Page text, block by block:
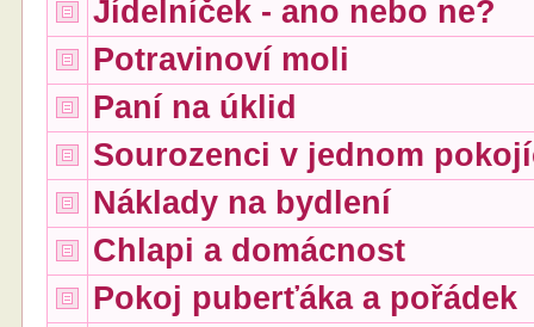
Jídelníček - ano nebo ne?
Potravinoví moli
Paní na úklid
Sourozenci v jednom
Náklady na bydlení
Chlapi a domácnost
Pokoj puberťáka a pořádek